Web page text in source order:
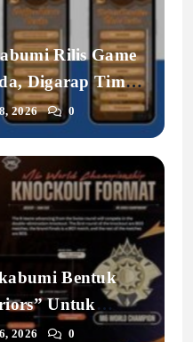
Rilis Game
Digarap Tim
2026 0
Bentuk
Untuk
2026 0